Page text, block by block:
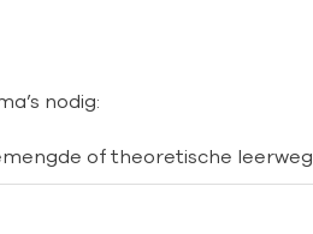
nodig:
of theoretische leerweg